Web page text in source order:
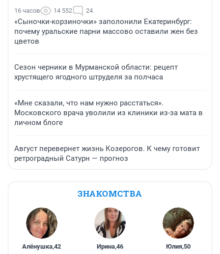
16 часов 14 552 24
«Сыночки-корзиночки» заполонили Екатеринбург:
почему уральские парни массово оставили жен без
цветов
Сезон черники в Мурманской области: рецепт
хрустящего ягодного штруделя за полчаса
«Мне сказали, что нам нужно расстаться».
Московского врача уволили из клиники из-за мата в
личном блоге
Август перевернет жизнь Козерогов. К чему готовит
ретроградный Сатурн — прогноз
ЗНАКОМСТВА
Алёнушка,42 Ирина,46 Юлия,50